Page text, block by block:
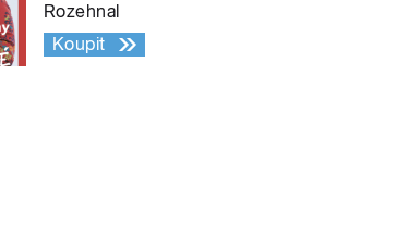
Rozehnal
Koupit